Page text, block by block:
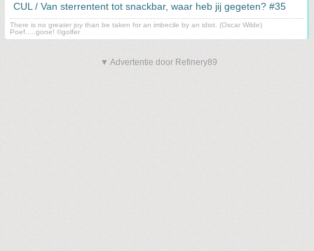
CUL / Van sterrentent tot snackbar, waar heb jij gegeten? #35
There is no greater joy than be taken for an imbecile by an idiot. (Oscar Wilde)
Poef.....gone! ©golfer
▼ Advertentie door Refinery89